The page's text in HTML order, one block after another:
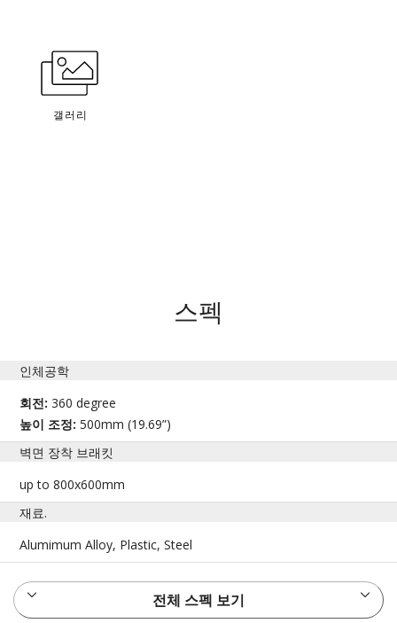
갤러리
스펙
인체공학
회전:360 degree
높이 조정:500mm (19.69”)
벽면 장착 브래킷
up to 800x600mm
재료.
Alumimum Alloy, Plastic, Steel
전체 스펙 보기